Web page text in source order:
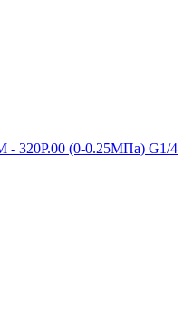
- 320Р.00 (0-0.25МПа) G1/4